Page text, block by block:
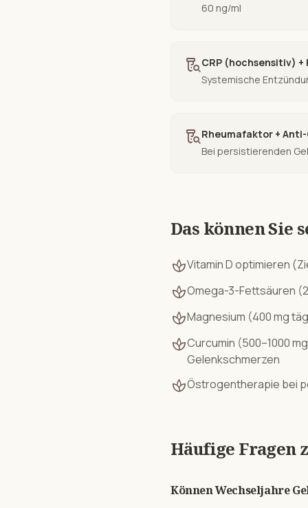
60 ng/ml
lab_researchCRP (hochsensitiv)
Systemische
lab_researchRheumafaktor + Anti-
Bei persistierenden
Das können Sie
spaVitamin D optimieren
spaOmega-3-Fettsäuren
spaMagnesium (400 mg
spaCurcumin (500–1000
Gelenkschmerzen
spaÖstrogentherapie bei
Häufige Fragen
Können Wechseljahre